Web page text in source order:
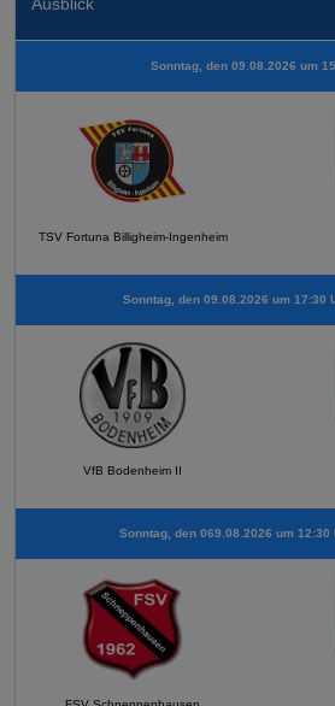
Ausblick
Sonntag, den 09.08.2026 um
TSV Fortuna Billigheim-Ingenheim
Sonntag, den 09.08.2026 um 17:30
VfB Bodenheim II
Sonntag, den 069.08.2026 um 12:30